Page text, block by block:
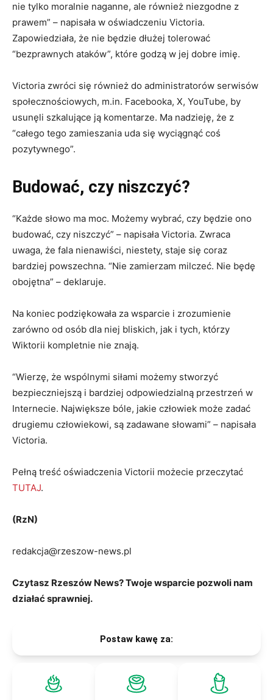
nie tylko moralnie naganne, ale również niezgodne z
prawem” – napisała w oświadczeniu Victoria.
Zapowiedziała, że nie będzie dłużej tolerować
“bezprawnych ataków”, które godzą w jej dobre imię.
Victoria zwróci się również do administratorów serwisów
społecznościowych, m.in. Facebooka, X, YouTube, by
usunęli szkalujące ją komentarze. Ma nadzieję, że z
“całego tego zamieszania uda się wyciągnąć coś
pozytywnego”.
Budować, czy niszczyć?
“Każde słowo ma moc. Możemy wybrać, czy będzie ono
budować, czy niszczyć” – napisała Victoria. Zwraca
uwaga, że fala nienawiści, niestety, staje się coraz
bardziej powszechna. “Nie zamierzam milczeć. Nie będę
obojętna” – deklaruje.
Na koniec podziękowała za wsparcie i zrozumienie
zarówno od osób dla niej bliskich, jak i tych, którzy
Wiktorii kompletnie nie znają.
“Wierzę, że wspólnymi siłami możemy stworzyć
bezpieczniejszą i bardziej odpowiedzialną przestrzeń w
Internecie. Największe bóle, jakie człowiek może zadać
drugiemu człowiekowi, są zadawane słowami” – napisała
Victoria.
Pełną treść oświadczenia Victorii możecie przeczytać
TUTAJ.
(RzN)
redakcja@rzeszow-news.pl
Czytasz Rzeszów News? Twoje wsparcie pozwoli nam
działać sprawniej.
Postaw kawę za: